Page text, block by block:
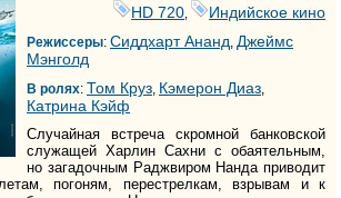
HD 720 Индийское кино
Режиссеры: Сиддхарт Ананд Джеймс
Мэнголд
В ролях: Том Круз Кэмерон Диаз
Катрина Кэйф
Случайная встреча скромной банковской
служащей Харлин Сахни с обаятельным,
но загадочным Раджвиром Нанда приводит
погоням, перестрелкам, взрывам и к